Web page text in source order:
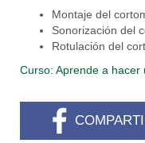
Montaje del
Sonorización del
Rotulación del
Curso: Aprende a